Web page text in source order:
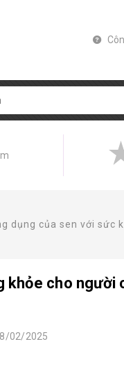
dụng của sen với sức
khỏe cho người
02/2025